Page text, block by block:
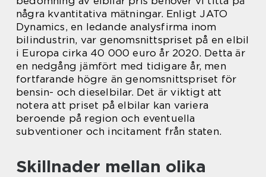
några kvantitativa mätningar. Enligt JATO
Dynamics, en ledande analysfirma inom
bilindustrin, var genomsnittspriset på en elbil
i Europa cirka 40 000 euro år 2020. Detta är
en nedgång jämfört med tidigare år, men
fortfarande högre än genomsnittspriset för
bensin- och dieselbilar. Det är viktigt att
notera att priset på elbilar kan variera
beroende på region och eventuella
subventioner och incitament från staten.
Skillnader mellan olika